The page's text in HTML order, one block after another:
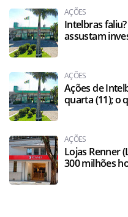
AÇÕES
Intelbras
assustam
AÇÕES
Ações de
quarta (11); o
AÇÕES
Lojas Renner
300 milhões